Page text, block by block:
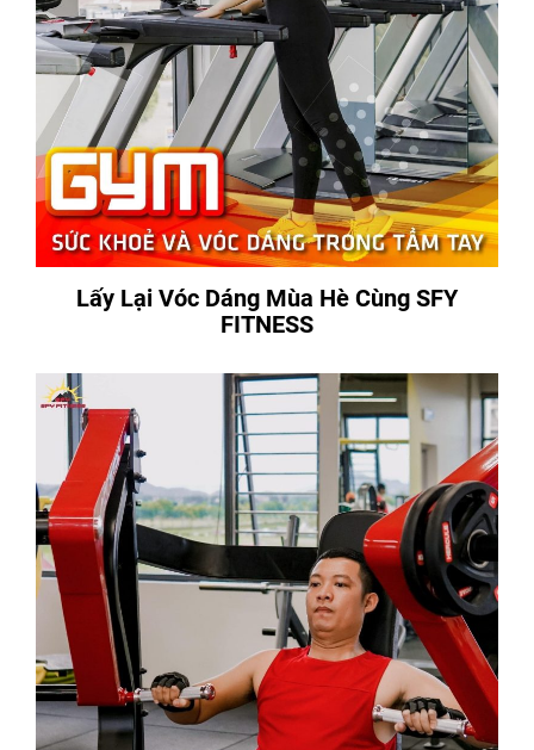
Lấy Lại Vóc Dáng Mùa Hè Cùng SFY
FITNESS